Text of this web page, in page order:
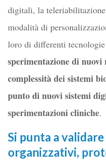
digitali, la
modalità di
loro di differenti
sperimentazione di
complessità dei sistemi
punto di nuovi sistemi
sperimentazioni cliniche.
Si punta a
organizzativi,